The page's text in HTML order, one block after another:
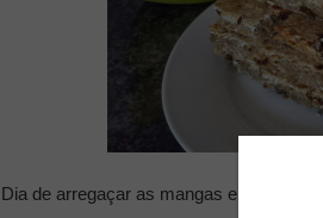
Dia de arregaçar as mangas e meter as